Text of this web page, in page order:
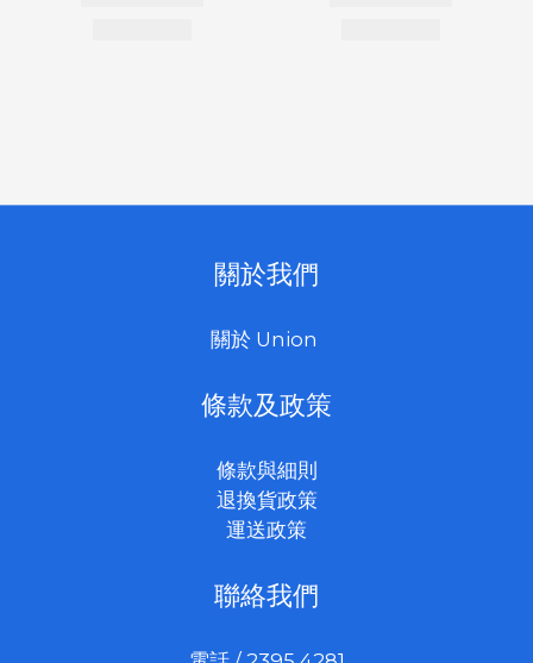
關於我們
關於 Union
條款及政策
條款與細則
退換貨政策
運送政策
聯絡我們